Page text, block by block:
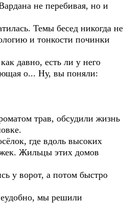
не перебивая, но и
Темы бесед никогда не
и тонкости починки
давно, есть ли у него
о... Ну, вы поняли:
трав, обсудили жизнь
где вдоль высоких
Жильцы этих домов
у ворот, а потом быстро
мы решили